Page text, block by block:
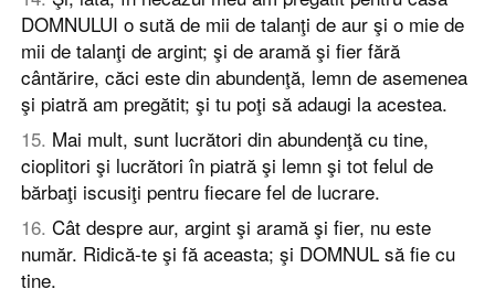
DOMNULUI o sută de mii de talanţi de aur şi o mie de
mii de talanţi de argint; şi de aramă şi fier fără
cântărire, căci este din abundenţă, lemn de asemenea
şi piatră am pregătit; şi tu poţi să adaugi la acestea.
15. Mai mult, sunt lucrători din abundenţă cu tine,
cioplitori şi lucrători în piatră şi lemn şi tot felul de
bărbaţi iscusiţi pentru fiecare fel de lucrare.
16. Cât despre aur, argint şi aramă şi fier, nu este
număr. Ridică-te şi fă aceasta; şi DOMNUL să fie cu
tine.